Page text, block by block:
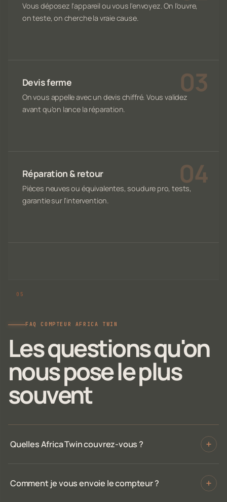
Vous déposez l'appareil ou vous l'envoyez. On l'ouvre,
on teste, on cherche la vraie cause.
Devis ferme
On vous appelle avec un devis chiffré. Vous validez
avant qu'on lance la réparation.
Réparation & retour
Pièces neuves ou équivalentes, soudure pro, tests,
garantie sur l'intervention.
FAQ COMPTEUR AFRICA TWIN
Les questions qu'on
nous pose le plus
souvent
Quelles Africa Twin couvrez-vous ?
Comment je vous envoie le compteur ?